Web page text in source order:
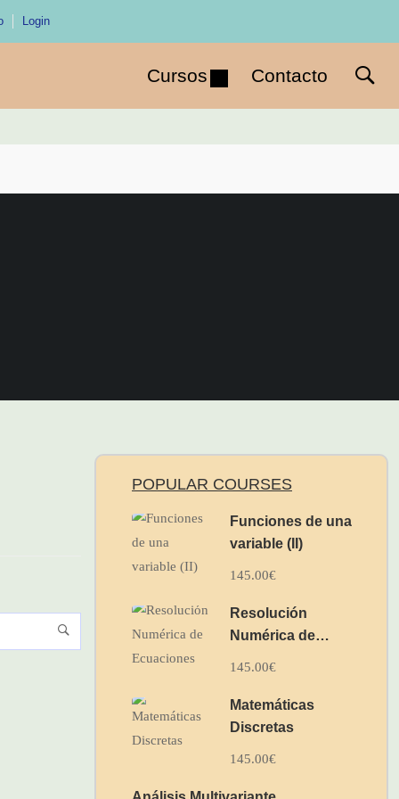
Login
Cursos Contacto
POPULAR COURSES
Funciones de una
variable (II)
145.00€
Resolución
Numérica de
145.00€
Matemáticas
Discretas
145.00€